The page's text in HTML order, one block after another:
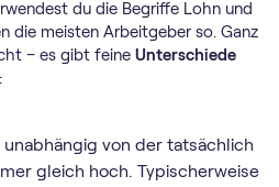
du die Begriffe Lohn und
die meisten Arbeitgeber so. Ganz
– es gibt feine Unterschiede
:
unabhängig von der tatsächlich
gleich hoch. Typischerweise